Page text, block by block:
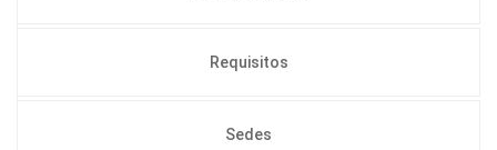
Requisitos
Sedes